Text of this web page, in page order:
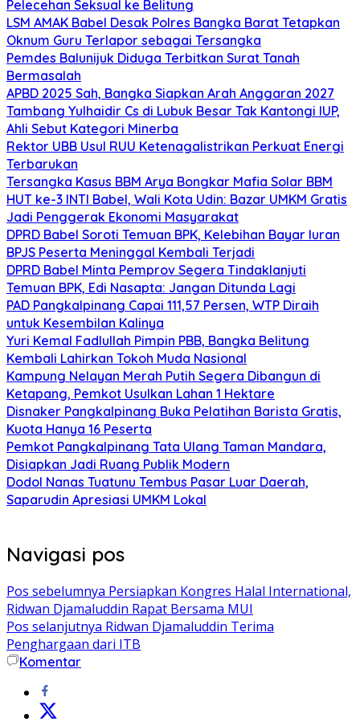
Pelecehan Seksual ke Belitung
LSM AMAK Babel Desak Polres Bangka Barat Tetapkan
Oknum Guru Terlapor sebagai Tersangka
Pemdes Balunijuk Diduga Terbitkan Surat Tanah
Bermasalah
APBD 2025 Sah, Bangka Siapkan Arah Anggaran 2027
Tambang Yulhaidir Cs di Lubuk Besar Tak Kantongi IUP,
Ahli Sebut Kategori Minerba
Rektor UBB Usul RUU Ketenagalistrikan Perkuat Energi
Terbarukan
Tersangka Kasus BBM Arya Bongkar Mafia Solar BBM
HUT ke-3 INTI Babel, Wali Kota Udin: Bazar UMKM Gratis
Jadi Penggerak Ekonomi Masyarakat
DPRD Babel Soroti Temuan BPK, Kelebihan Bayar Iuran
BPJS Peserta Meninggal Kembali Terjadi
DPRD Babel Minta Pemprov Segera Tindaklanjuti
Temuan BPK, Edi Nasapta: Jangan Ditunda Lagi
PAD Pangkalpinang Capai 111,57 Persen, WTP Diraih
untuk Kesembilan Kalinya
Yuri Kemal Fadlullah Pimpin PBB, Bangka Belitung
Kembali Lahirkan Tokoh Muda Nasional
Kampung Nelayan Merah Putih Segera Dibangun di
Ketapang, Pemkot Usulkan Lahan 1 Hektare
Disnaker Pangkalpinang Buka Pelatihan Barista Gratis,
Kuota Hanya 16 Peserta
Pemkot Pangkalpinang Tata Ulang Taman Mandara,
Disiapkan Jadi Ruang Publik Modern
Dodol Nanas Tuatunu Tembus Pasar Luar Daerah,
Saparudin Apresiasi UMKM Lokal
Navigasi pos
Pos sebelumnya Persiapkan Kongres Halal International,
Ridwan Djamaluddin Rapat Bersama MUI
Pos selanjutnya Ridwan Djamaluddin Terima
Penghargaan dari ITB
Komentar